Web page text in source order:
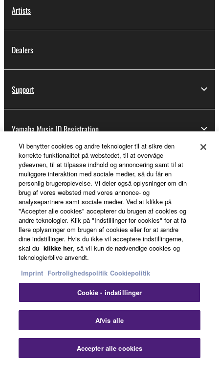
Artists
Dealers
Support
Yamaha Music ID Registration
About Yamaha
Danmark - English
Business
Betingelser og vilkår
CookiepolitikImprint
© Yamaha Corporation.
Vi benytter cookies og andre teknologier til at sikre den
korrekte funktionalitet på webstedet, til at overvåge
ydeevnen, til at tilpasse indhold og annoncering samt til at
muliggøre interaktion med sociale medier, så du får en
personlig brugeroplevelse. Vi deler også oplysninger om din
brug af vores websted med vores annonce- og
analysepartnere samt sociale medier. Ved at klikke på
"Accepter alle cookies" accepterer du brugen af cookies og
andre teknologier. Klik på "Indstillinger for cookies" for at få
flere oplysninger om brugen af cookies eller for at ændre
dine indstillinger. Hvis du ikke vil acceptere indstillingerne,
skal du klikke her, så vil kun de nødvendige cookies og
teknologierblive anvendt.
Imprint Fortrolighedspolitik Cookiepolitik
Cookie - indstillinger
Afvis alle
Accepter alle cookies